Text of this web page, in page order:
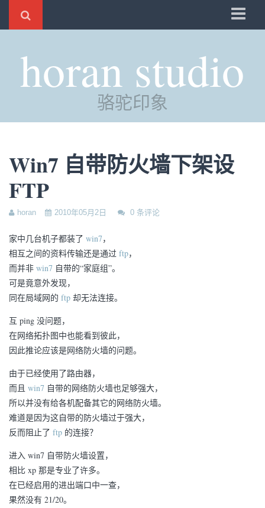
时光
评分
管理
horan studio
骆驼印象
Win7 自带防火墙下架设
FTP
horan 2010年05月2日 0 条评论
家中几台机子都装了 win7，
相互之间的资料传输还是通过 ftp，
而并非 win7 自带的“家庭组”。
可是竟意外发现，
同在局域网的 ftp 却无法连接。
互 ping 没问题，
在网络拓扑图中也能看到彼此，
因此推论应该是网络防火墙的问题。
由于已经使用了路由器，
而且 win7 自带的网络防火墙也足够强大，
所以并没有给各机配备其它的网络防火墙。
难道是因为这自带的防火墙过于强大，
反而阻止了 ftp 的连接？
进入 win7 自带防火墙设置，
相比 xp 那是专业了许多。
在已经启用的进出端口中一查，
果然没有 21/20。